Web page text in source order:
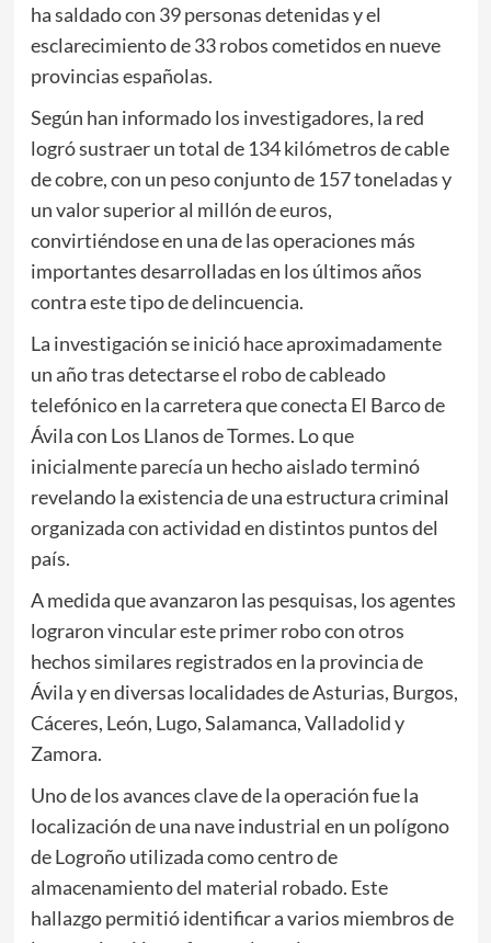
ha saldado con 39 personas detenidas y el
esclarecimiento de 33 robos cometidos en nueve
provincias españolas.
Según han informado los investigadores, la red
logró sustraer un total de 134 kilómetros de cable
de cobre, con un peso conjunto de 157 toneladas y
un valor superior al millón de euros,
convirtiéndose en una de las operaciones más
importantes desarrolladas en los últimos años
contra este tipo de delincuencia.
La investigación se inició hace aproximadamente
un año tras detectarse el robo de cableado
telefónico en la carretera que conecta El Barco de
Ávilacon Los Llanos de Tormes. Lo que
inicialmente parecía un hecho aislado terminó
revelando la existencia de una estructura criminal
organizada con actividad en distintos puntos del
país.
A medida que avanzaron las pesquisas, los agentes
lograron vincular este primer robo con otros
hechos similares registrados en la provincia de
Ávila y en diversas localidades de Asturias, Burgos,
Cáceres, León, Lugo, Salamanca, Valladolid y
Zamora.
Uno de los avances clave de la operación fue la
localización de una nave industrial en un polígono
deLogroñoutilizada como centro de
almacenamiento del material robado. Este
hallazgo permitió identificar a varios miembros de